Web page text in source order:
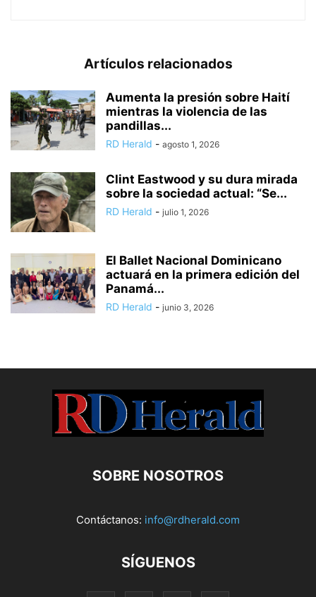
Artículos relacionados
Aumenta la presión sobre Haití
mientras la violencia de las
pandillas...
RD Herald - agosto 1, 2026
Clint Eastwood y su dura mirada
sobre la sociedad actual: “Se...
RD Herald - julio 1, 2026
El Ballet Nacional Dominicano
actuará en la primera edición del
Panamá...
RD Herald - junio 3, 2026
SOBRE NOSOTROS
Contáctanos: info@rdherald.com
SÍGUENOS